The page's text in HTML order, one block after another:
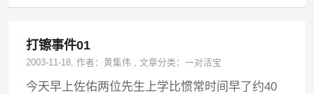
打镲事件01
2003-11-18, 作者：黄集伟 ,文章分类：一对活宝
今天早上佐佑两位先生上学比惯常时间早了约40